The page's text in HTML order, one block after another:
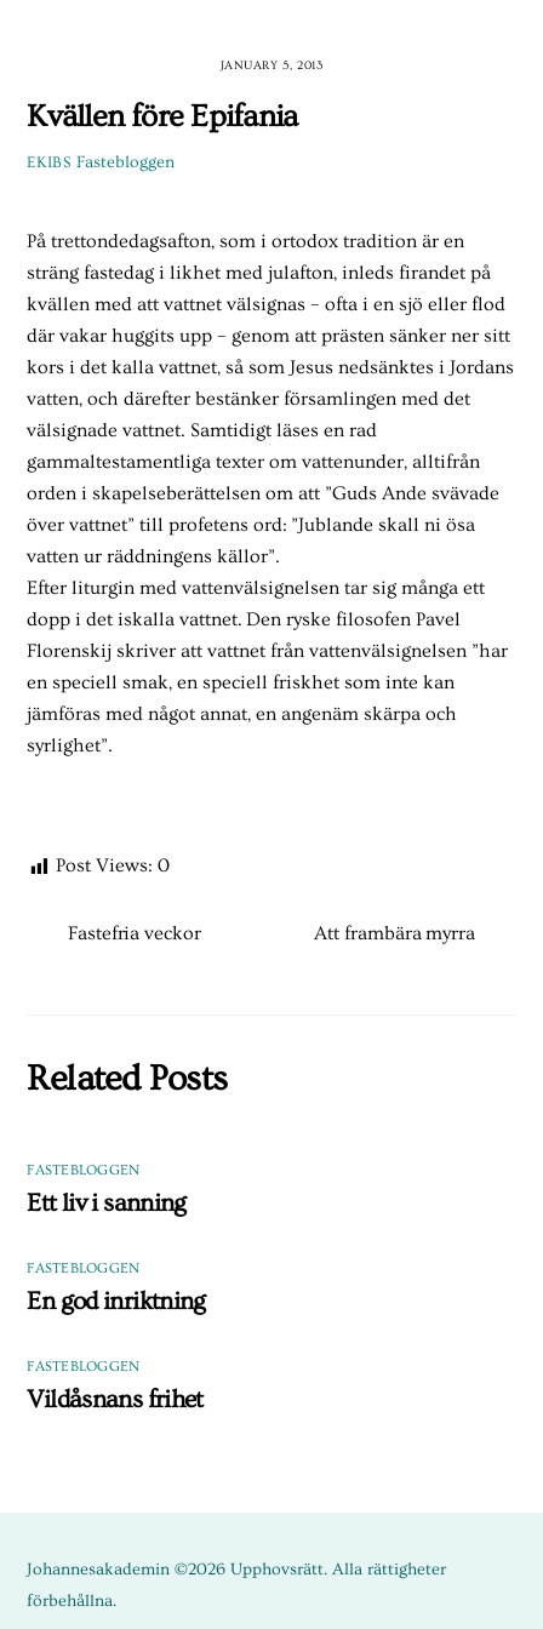
JANUARY 5, 2013
Kvällen före Epifania
EKIBS Fastebloggen
På trettondedagsafton, som i ortodox tradition är en
sträng fastedag i likhet med julafton, inleds firandet på
kvällen med att vattnet välsignas – ofta i en sjö eller flod
där vakar huggits upp – genom att prästen sänker ner sitt
kors i det kalla vattnet, så som Jesus nedsänktes i Jordans
vatten, och därefter bestänker församlingen med det
välsignade vattnet. Samtidigt läses en rad
gammaltestamentliga texter om vattenunder, alltifrån
orden i skapelseberättelsen om att ”Guds Ande svävade
över vattnet” till profetens ord: ”Jublande skall ni ösa
vatten ur räddningens källor”.
Efter liturgin med vattenvälsignelsen tar sig många ett
dopp i det iskalla vattnet. Den ryske filosofen Pavel
Florenskij skriver att vattnet från vattenvälsignelsen ”har
en speciell smak, en speciell friskhet som inte kan
jämföras med något annat, en angenäm skärpa och
syrlighet”.
Post Views: 0
Fastefria veckor Att frambära myrra
Related Posts
FASTEBLOGGEN
Ett liv i sanning
FASTEBLOGGEN
En god inriktning
FASTEBLOGGEN
Vildåsnans frihet
Johannesakademin ©2026 Upphovsrätt. Alla rättigheter
förbehållna.